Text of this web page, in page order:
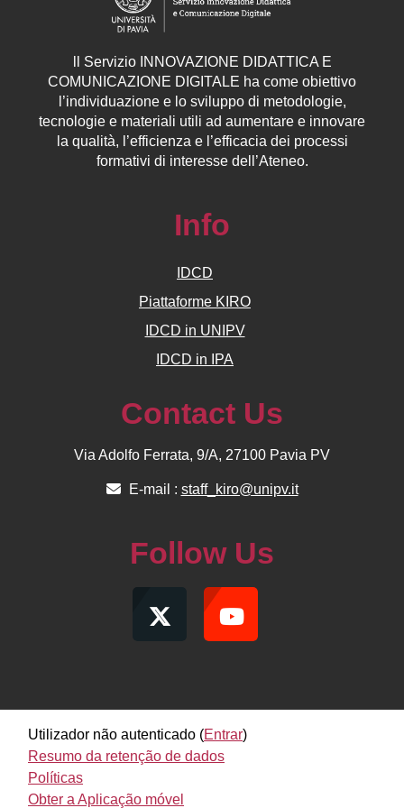
Servizio INNOVAZIONE DIDATTICA E
COMUNICAZIONE DIGITALE ha come obiettivo
l’individuazione e lo sviluppo di metodologie,
tecnologie e materiali utili ad aumentare e innovare
la qualità, l’efficienza e l’efficacia dei processi
formativi di interesse dell’Ateneo.
Info
IDCD
Piattaforme KIRO
IDCD in UNIPV
IDCD in IPA
Contact Us
Via Adolfo Ferrata, 9/A, 27100 Pavia PV
E-mail : staff_kiro@unipv.it
Follow Us
Utilizador não autenticado (Entrar)
Resumo da retenção de dados
Políticas
Obter a Aplicação móvel